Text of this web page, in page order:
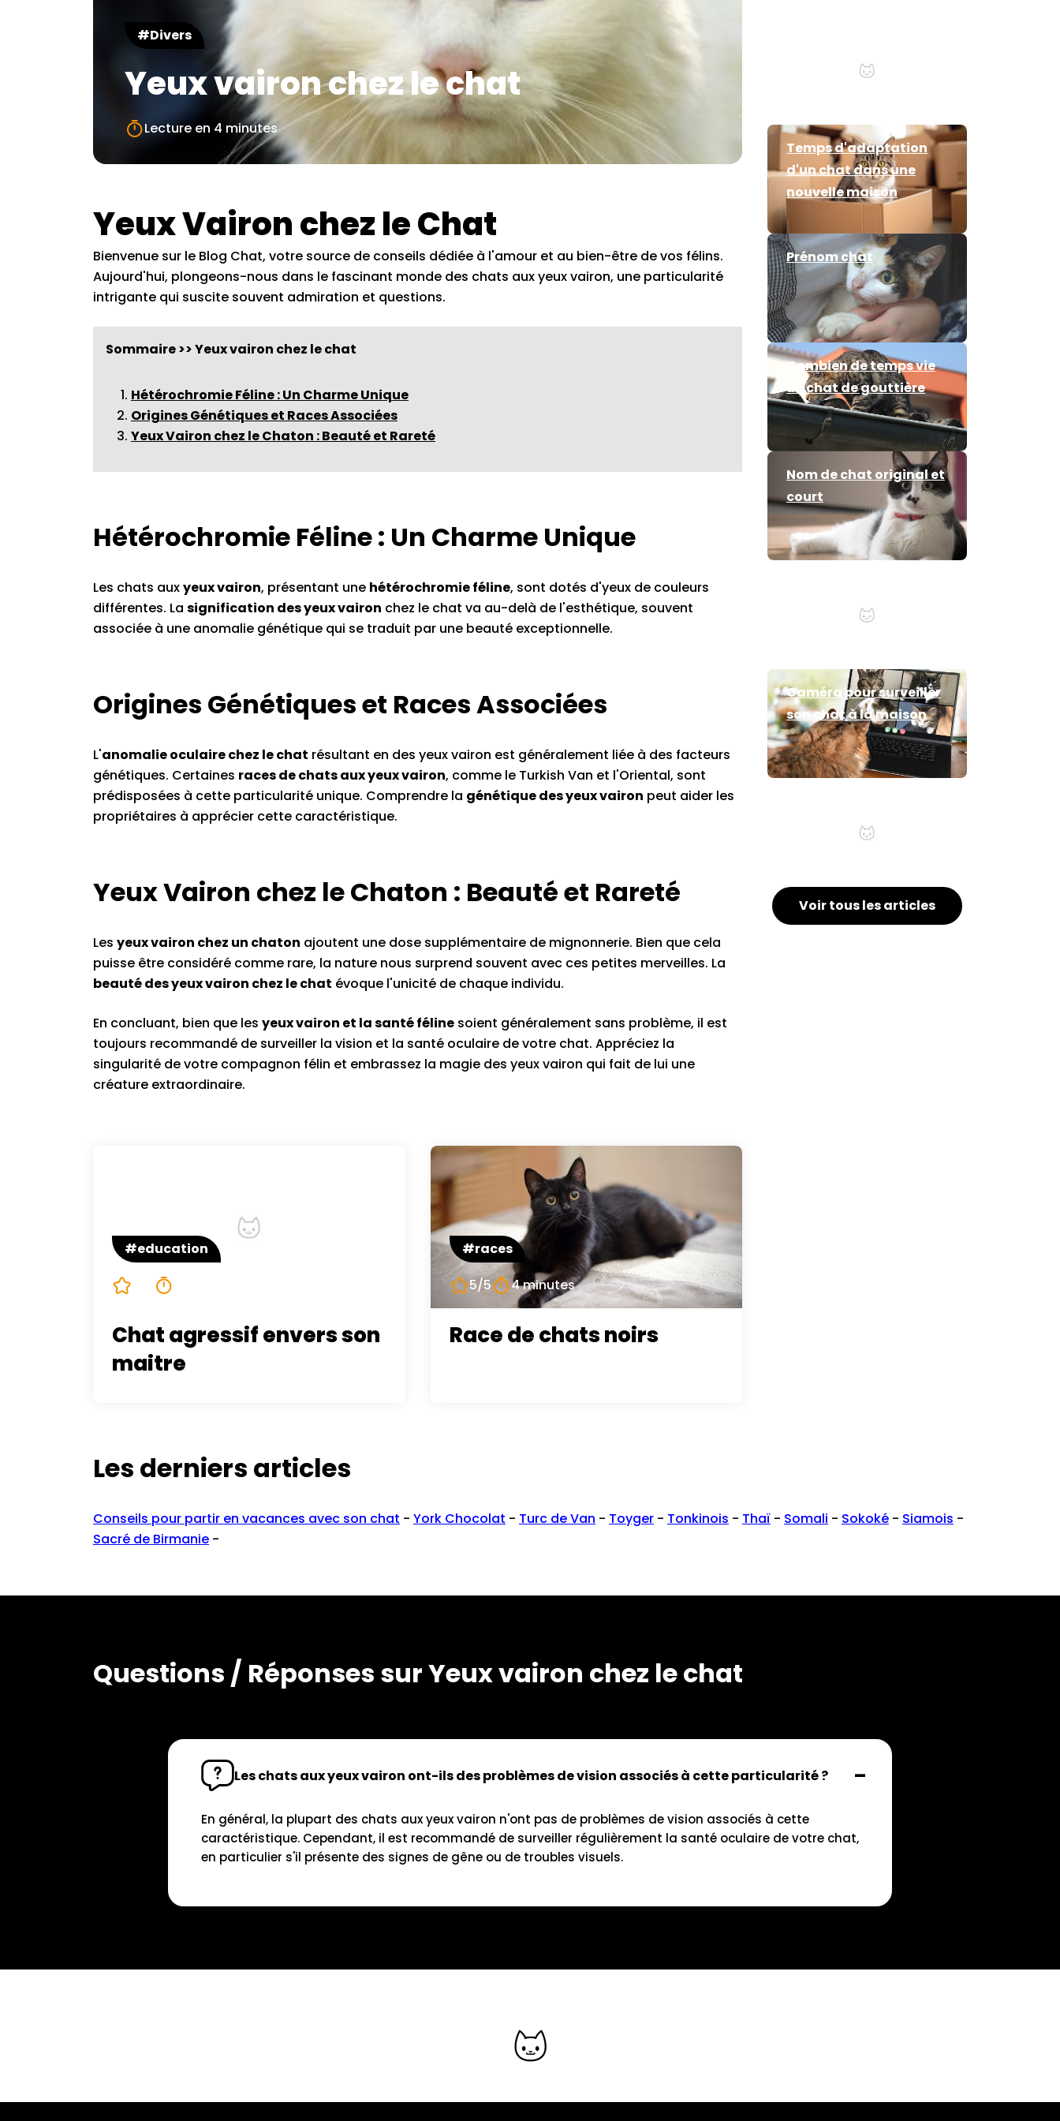
#Divers
Yeux vairon chez le chat
Lecture en 4 minutes
Yeux Vairon chez le Chat
Bienvenue sur le Blog Chat, votre source de conseils dédiée à l'amour et au bien-être de vos félins.
Aujourd'hui, plongeons-nous dans le fascinant monde des chats aux yeux vairon, une particularité
intrigante qui suscite souvent admiration et questions.
Sommaire >> Yeux vairon chez le chat
Hétérochromie Féline : Un Charme Unique
Origines Génétiques et Races Associées
Yeux Vairon chez le Chaton : Beauté et Rareté
Hétérochromie Féline : Un Charme Unique
Les chats auxyeux vairon, présentant une hétérochromie féline, sont dotés d'yeux de couleurs
différentes. La signification des yeux vairon chez le chat va au-delà de l'esthétique, souvent
associée à une anomalie génétique qui se traduit par une beauté exceptionnelle.
Origines Génétiques et Races Associées
L'anomalie oculaire chez le chat résultant en des yeux vairon est généralement liée à des facteurs
génétiques. Certaines races de chats aux yeux vairon, comme le Turkish Van et l'Oriental, sont
prédisposées à cette particularité unique. Comprendre la génétique des yeux vairon peut aider les
propriétaires à apprécier cette caractéristique.
Yeux Vairon chez le Chaton : Beauté et Rareté
Les yeux vairon chez un chaton ajoutent une dose supplémentaire de mignonnerie. Bien que cela
puisse être considéré comme rare, la nature nous surprend souvent avec ces petites merveilles. La
beauté des yeux vairon chez le chat évoque l'unicité de chaque individu.
En concluant, bien que les yeux vairon et la santé féline soient généralement sans problème, il est
toujours recommandé de surveiller la vision et la santé oculaire de votre chat. Appréciez la
singularité de votre compagnon félin et embrassez la magie des yeux vairon qui fait de lui une
créature extraordinaire.
#education
Chat agressif envers son
maitre
#races
5/5
4 minutes
Race de chats noirs
Temps d'adaptation
d'un chat dans une
nouvelle maison
Prénom chat
Combien de temps vie
un chat de gouttière
Nom de chat original et
court
Caméra pour surveiller
son chat à la maison
Voir tous les articles
Les derniers articles
Conseils pour partir en vacances avec son chat - York Chocolat - Turc de Van - Toyger - Tonkinois - Thaï - Somali - Sokoké - Siamois -
Sacré de Birmanie -
Questions / Réponses sur Yeux vairon chez le chat
Les chats aux yeux vairon ont-ils des problèmes de vision associés à cette particularité ?
En général, la plupart des chats aux yeux vairon n'ont pas de problèmes de vision associés à cette
caractéristique. Cependant, il est recommandé de surveiller régulièrement la santé oculaire de votre chat,
en particulier s'il présente des signes de gêne ou de troubles visuels.